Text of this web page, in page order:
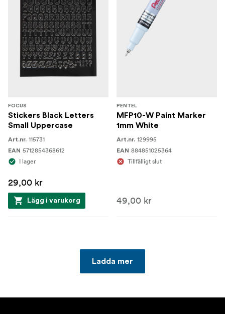
FOCUS
Stickers Black Letters
Small Uppercase
Art.nr. 115731
EAN 5712854368612
I lager
29,00 kr
Lägg i varukorg
PENTEL
MFP10-W Paint Marker
1mm White
Art.nr. 129995
EAN 884851025364
Tillfälligt slut
49,00 kr
Ladda mer